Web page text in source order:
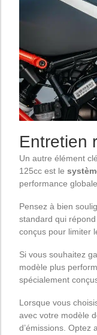
Entretien
Un autre élément
125cc est le
performance
Pensez à bien
standard qui
conçus pour limiter
Si vous souhaitez
modèle plus
spécialement
Lorsque vous
avec votre modèle
d’émissions. Optez